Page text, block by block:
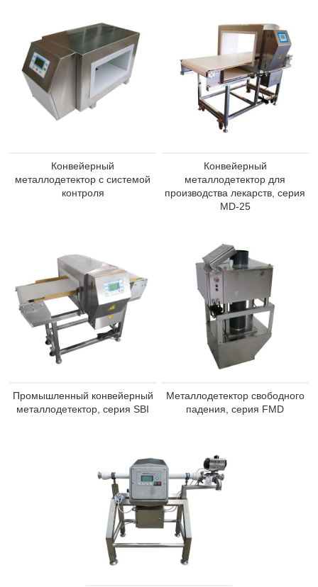
Конвейерный
металлодетектор с системой
контроля
Конвейерный
металлодетектор для
производства лекарств, серия
MD-25
Промышленный конвейерный
металлодетектор, серия SBI
Металлодетектор свободного
падения, серия FMD